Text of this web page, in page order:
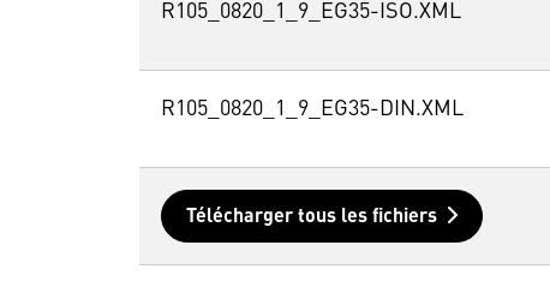
R105_0820_1_9_EG35-ISO.XML
R105_0820_1_9_EG35-DIN.XML
Télécharger tous les fichiers